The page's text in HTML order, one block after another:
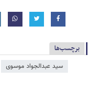
برچسب‌ها
سید عبدالجواد موسوی